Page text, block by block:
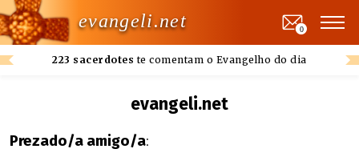
evangeli.net
223 sacerdotes te comentam o Evangelho do dia
0
evangeli.net
Prezado/a amigo/a: